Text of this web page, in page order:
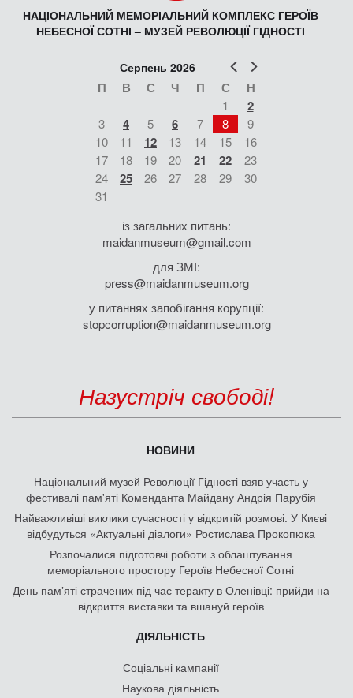
НАЦІОНАЛЬНИЙ МЕМОРІАЛЬНИЙ КОМПЛЕКС ГЕРОЇВ
НЕБЕСНОЇ СОТНІ – МУЗЕЙ РЕВОЛЮЦІЇ ГІДНОСТІ
Попер
Серпень 2026
П В С Ч П С Н
1 2
3 4 5 6 7 8
9
10
11 12 13 14 15
16
17
18 19 20 21 22
23
24
25 26 27 28 29
30
31
із загальних питань:
maidanmuseum@gmail.com
для ЗМІ:
press@maidanmuseum.org
у питаннях запобігання корупції:
stopcorruption@maidanmuseum.org
Назустріч свободі!
НОВИНИ
Національний музей Революції Гідності взяв участь у
фестивалі пам'яті Коменданта Майдану Андрія Парубія
Найважливіші виклики сучасності у відкритій розмові. У Києві
відбудуться «Актуальні діалоги» Ростислава Прокопюка
Розпочалися підготовчі роботи з облаштування
меморіального простору Героїв Небесної Сотні
День памʼяті страчених під час теракту в Оленівці: прийди на
відкриття виставки та вшануй героїв
ДІЯЛЬНІСТЬ
Соціальні кампанії
Наукова діяльність